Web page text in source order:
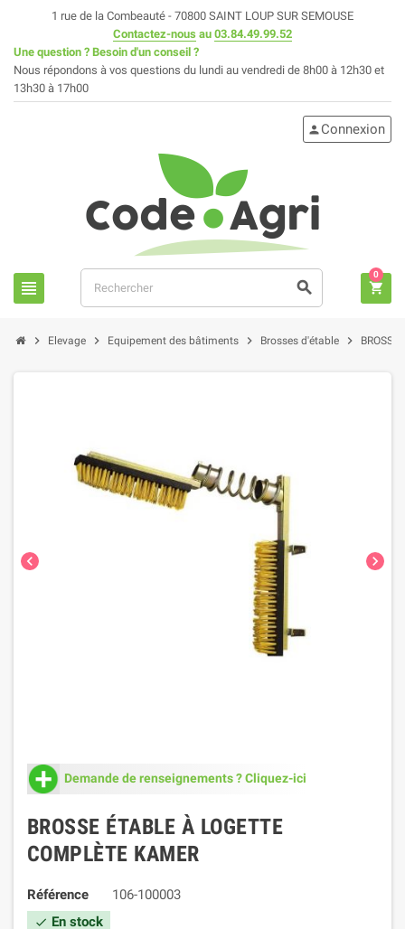
1 rue de la Combeauté - 70800 SAINT LOUP SUR SEMOUSE
Contactez-nous au 03.84.49.99.52
Une question ? Besoin d'un conseil ?
Nous répondons à vos questions du lundi au vendredi de 8h00 à 12h30 et
13h30 à 17h00
view_headline search
person Connexion
shopping_cart
0
chevron_right Elevage chevron_right Equipement des bâtiments chevron_right Brosses d'étable chevron_right
chevron_left chevron_right
Demande de renseignements ? Cliquez-ici
BROSSE ÉTABLE À LOGETTE
COMPLÈTE KAMER
Référence 106-100003
check En stock